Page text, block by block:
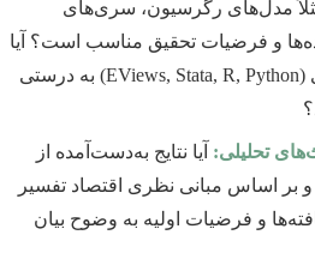
مدل‌های رگرسیون، سری‌های
و فرضیات تحقیق مناسب است؟ آیا
نتایج نرم‌افزارهای آماری (EViews, Stata, R, Python) به درستی
تحلیلی: آیا نتایج به‌دست‌آمده از
بر اساس مبانی نظری اقتصاد تفسیر
و فرضیات اولیه به وضوح بیان